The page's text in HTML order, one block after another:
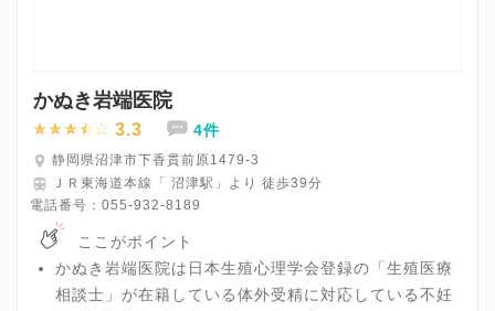
かぬき岩端医院
3.3 4件
静岡県沼津市下香貫前原1479-3
ＪＲ東海道本線「 沼津駅」より 徒歩39分
電話番号： 055-932-8189
ここがポイント
かぬき岩端医院は日本生殖心理学会登録の「生殖医療
相談士」が在籍している体外受精に対応している不妊